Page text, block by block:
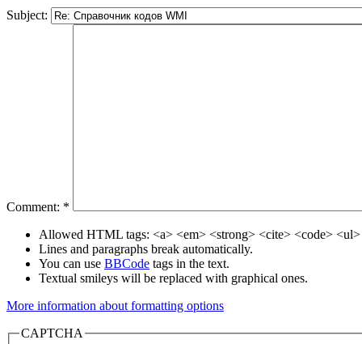
Subject:
Comment: *
Allowed HTML tags: <a> <em> <strong> <cite> <code>
Lines and paragraphs break automatically.
You can use BBCode tags in the text.
Textual smileys will be replaced with graphical ones.
More information about formatting options
CAPTCHA